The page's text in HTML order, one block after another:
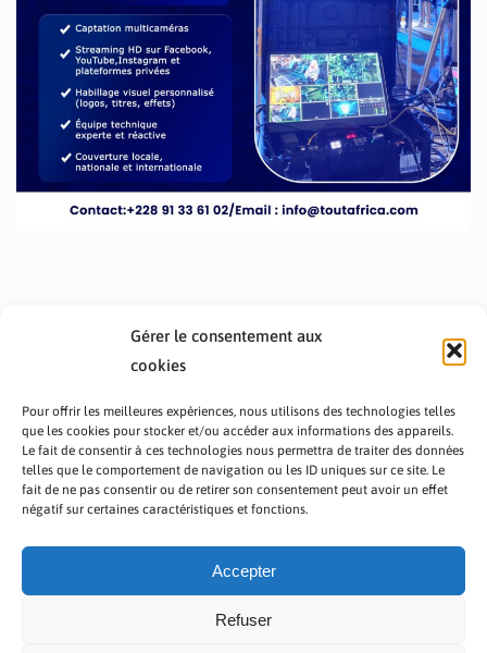
Gérer le consentement aux
cookies
Pour offrir les meilleures expériences, nous utilisons des technologies telles
que les cookies pour stocker et/ou accéder aux informations des appareils.
Le fait de consentir à ces technologies nous permettra de traiter des données
telles que le comportement de navigation ou les ID uniques sur ce site. Le
fait de ne pas consentir ou de retirer son consentement peut avoir un effet
négatif sur certaines caractéristiques et fonctions.
Accepter
Refuser
PRÉSENTATION TOUTAFRICA
A PROPOS